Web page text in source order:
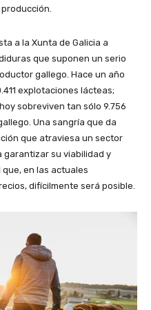
a la Xunta de Galicia a
que suponen un serio
gallego. Hace un año
explotaciones lácteas;
sobreviven tan sólo 9.756
Una sangría que da
que atraviesa un sector
garantizar su viabilidad y
en las actuales
difícilmente será posible.